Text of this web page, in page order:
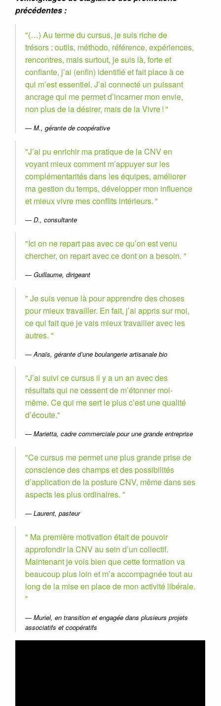
précédentes :
(…) Au terme du cursus, je suis riche de
trésors : outils, méthodo, référence, expériences,
rencontres, mais surtout, je suis là, forte et
confiante, j’ai (enfin) identifié et fait place à ce
qui m’est essentiel. J’ai connecté un puissant
ancrage qui me permet d’incarner mon envie,
non plus de la désirer, mais de la Vivre !
M., gérante de coopérative
J’ai pu enrichir ma pratique de la CNV en
voyant mieux comment m’appuyer sur les
complémentarités dans les équipes, améliorer
ma gestion du temps, développer mon influence
et mieux vivre mes conflits intérieurs.
D., consultante
Ici on ne repart pas avec ce qu’on est venu
chercher, on repart avec ce dont on a besoin.
Guillaume, dirigeant
Je suis venue là pour apprendre des choses
pour mieux travailler. En fait, j’ai appris sur moi,
ce qui fait que je vais mieux travailler avec les
autres.
Anaïs, gérante d’une boulangerie artisanale bio
J’ai suivi ce cursus il y a un an avec des
résultats qui ne cessent de m’étonner moi-
même. Ce qui me sert le plus c’est une qualité
d’écoute.
Marietta, cadre commerciale pour une grande entreprise
Ce cursus me permet une plus grande prise de
conscience des champs et des possibilités
d’application de la posture CNV, même dans ses
aspects les plus ordinaires.
Laurent, pasteur
Ma première motivation était de pouvoir
approfondir la CNV au sein d’un collectif.
Maintenant je vois bien que cette formation va
beaucoup plus loin et m’a accompagnée tout au
long de la mise en place de mon activité libérale.
Muriel, en transition et engagée dans plusieurs projets
associatifs et coopératifs